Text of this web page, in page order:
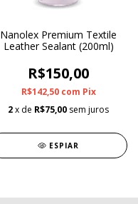
Nanolex Premium Textile
Leather Sealant (200ml)
R$150,00
R$142,50 com Pix
2x de R$75,00 sem juros
ESPIAR